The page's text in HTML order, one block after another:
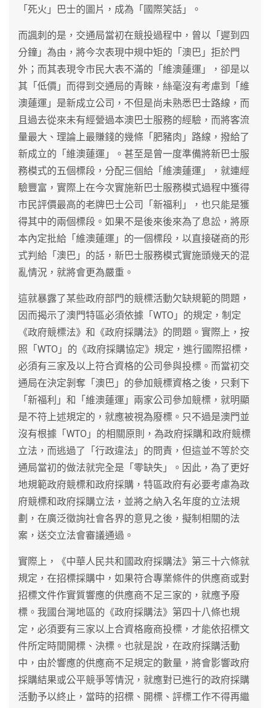
「死火」巴士的圖片，成為「國際笑話」。
而諷刺的是，交通局當初在競投過程中，曾以「遲到四
分鐘」為由，將今次表現中規中矩的「澳巴」拒於門
外；而其表現令市民大表不滿的「維澳蓮運」，卻是以
其「低價」而得到交通局的青睞，絲毫沒有考慮到「維
澳蓮運」是新成立公司，不但是尚未熟悉巴士路線，而
且過去從來未有經營過本澳巴士服務的經驗，而將客流
量最大、理論上最賺錢的幾條「肥豬肉」路線，撥給了
新成立的「維澳蓮運」。甚至是曾一度準備將新巴士服
務模式的五個標段，分配三個給「維澳蓮運」，就連經
驗豐富，實際上在今次實施新巴士服務模式過程中獲得
市民評價最高的老牌巴士公司「新福利」，也只能是獲
得其中的兩個標段。如果不是後來後來為了息訟，將原
本內定批給「維澳蓮運」的一個標段，以直接磋商的形
式判給「澳巴」的話，新巴士服務模式實施頭幾天的混
亂情況，就將會更為嚴重。
這就暴露了某些政府部門的競標活動欠缺規範的問題，
因而揭示了澳門特區必須依據「WTO」的規定，制定
《政府競標法》和《政府採購法》的問題。實際上，按
照「WTO」的《政府採購協定》規定，進行國際招標，
必須有三家及以上符合資格的公司參與投標。而當初交
通局在決定剝奪「澳巴」的參加競標資格之後，只剩下
「新福利」和「維澳蓮運」兩家公司參加競標，就明顯
是不符上述規定的，就應被視為廢標。只不過是澳門並
沒有根據「WTO」的相關原則，為政府採購和政府競標
立法，而逃過了「行政違法」的問責，但這並不等於交
通局當初的做法就完全是「零缺失」。因此，為了更好
地規範政府競標和政府採購，特區政府有必要考慮為政
府競標和政府採購立法，並將之納入名年度的立法規
劃，在廣泛徵詢社會各界的意見之後，擬制相關的法
案，送交立法會審議通過。
實際上，《中華人民共和國政府採購法》第三十六條就
規定，在招標採購中，如果符合專業條件的供應商或對
招標文件作實質響應的供應商不足三家的，就應予廢
標。我國台灣地區的《政府採購法》第四十八條也規
定，必須要有三家以上合資格廠商投標，才能依招標文
件所定時間開標、決標。也就是說，在政府採購活動
中，由於響應的供應商不足規定的數量，將會影響政府
採購結果或公平競爭等情況，就應對已進行的政府採購
活動予以終止，當時的招標、開標、評標工作不得再繼